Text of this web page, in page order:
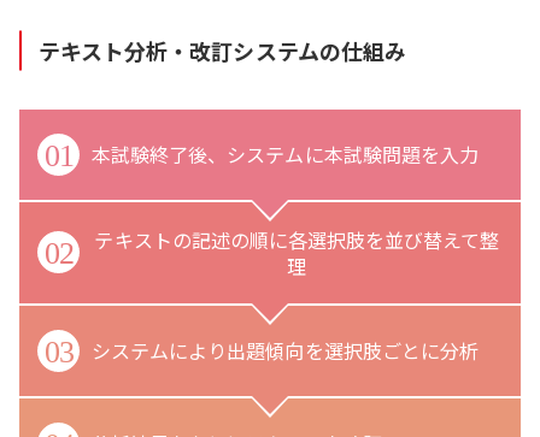
テキスト分析・改訂システムの仕組み
01 本試験終了後、システムに本試験問題を入力
02
テキストの記述の順に各選択肢を並び替えて整
理
03 システムにより出題傾向を選択肢ごとに分析